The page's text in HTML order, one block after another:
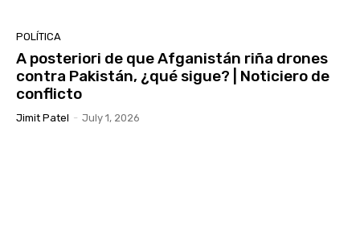
POLÍTICA
A posteriori de que Afganistán riña drones
contra Pakistán, ¿qué sigue? | Noticiero de
conflicto
Jimit Patel - July 1, 2026